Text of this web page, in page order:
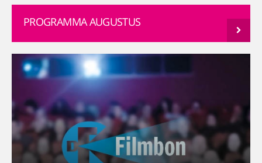
PROGRAMMA AUGUSTUS